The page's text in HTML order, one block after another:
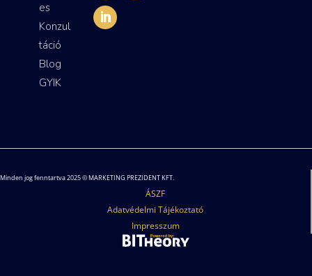
es
Konzul
táció
Blog
GYIK
Minden jog fenntartva 2025 © MARKETING PREZIDENT KFT.
ÁSZF
Adatvédelmi Tájékoztató
Impresszum